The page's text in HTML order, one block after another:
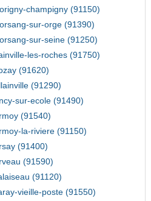
champigny (91150)
sur-orge (91390)
sur-seine (91250)
les-roches (91750)
(91620)
(91290)
sur-ecole (91490)
(91540)
la-riviere (91150)
(91400)
(91590)
(91120)
vieille-poste (91550)